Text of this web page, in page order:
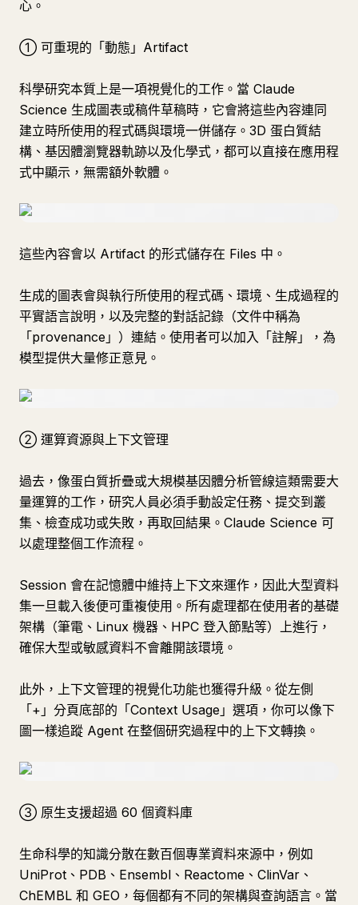
心。
① 可重現的「動態」Artifact
科學研究本質上是一項視覺化的工作。當 Claude
Science 生成圖表或稿件草稿時，它會將這些內容連同
建立時所使用的程式碼與環境一併儲存。3D 蛋白質結
構、基因體瀏覽器軌跡以及化學式，都可以直接在應用程
式中顯示，無需額外軟體。
這些內容會以 Artifact 的形式儲存在 Files 中。
生成的圖表會與執行所使用的程式碼、環境、生成過程的
平實語言說明，以及完整的對話記錄（文件中稱為
「provenance」）連結。使用者可以加入「註解」，為
模型提供大量修正意見。
② 運算資源與上下文管理
過去，像蛋白質折疊或大規模基因體分析管線這類需要大
量運算的工作，研究人員必須手動設定任務、提交到叢
集、檢查成功或失敗，再取回結果。Claude Science 可
以處理整個工作流程。
Session 會在記憶體中維持上下文來運作，因此大型資料
集一旦載入後便可重複使用。所有處理都在使用者的基礎
架構（筆電、Linux 機器、HPC 登入節點等）上進行，
確保大型或敏感資料不會離開該環境。
此外，上下文管理的視覺化功能也獲得升級。從左側
「+」分頁底部的「Context Usage」選項，你可以像下
圖一樣追蹤 Agent 在整個研究過程中的上下文轉換。
③ 原生支援超過 60 個資料庫
生命科學的知識分散在數百個專業資料來源中，例如
UniProt、PDB、Ensembl、Reactome、ClinVar、
ChEMBL 和 GEO，每個都有不同的架構與查詢語言。當